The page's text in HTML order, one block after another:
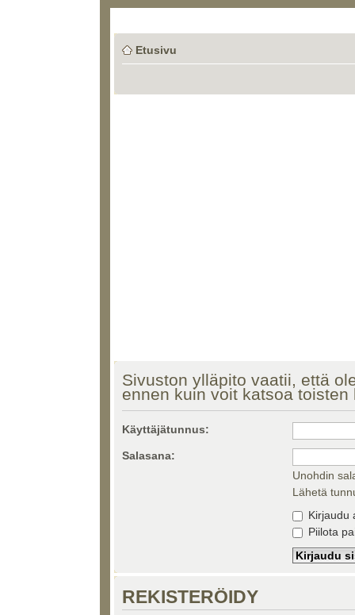
Etusivu
Sivuston ylläpito vaatii, että
ennen kuin voit katsoa
Käyttäjätunnus:
Salasana:
Unohdin
Lähetä
Kirjaudu
Piilota
REKISTERÖIDY